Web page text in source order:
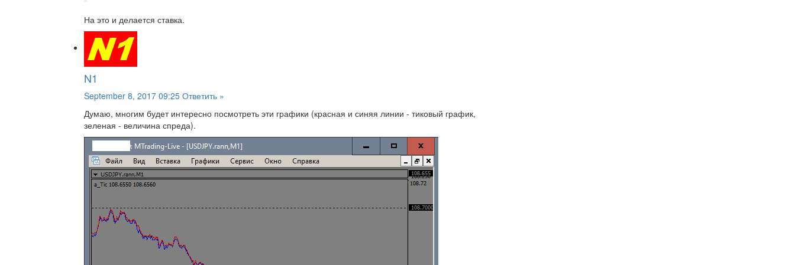
На это и делается ставка.
N1
September 8, 2017 09:25 Ответить »
Думаю, многим будет интересно посмотреть эти графики (красная и синяя линии - тиковый график,
зеленая - величина спреда).